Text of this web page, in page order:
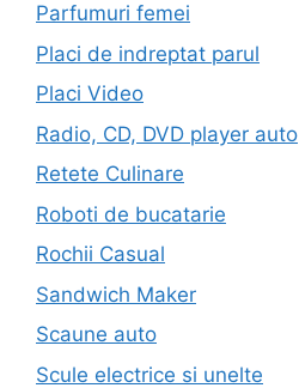
Parfumuri femei
Placi de indreptat parul
Placi Video
Radio, CD, DVD player auto
Retete Culinare
Roboti de bucatarie
Rochii Casual
Sandwich Maker
Scaune auto
Scule electrice si unelte